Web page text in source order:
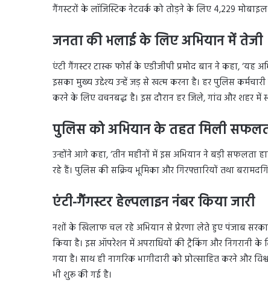
गैंगस्टरों के लॉजिस्टिक नेटवर्क को तोड़ने के लिए 4,229
जनता की भलाई के लिए अभियान में तेजी
एंटी गैंगस्टर टास्क फोर्स के एडीजीपी प्रमोद बान ने कहा,
इसका मुख्य उद्देश्य उन्हें जड़ से खत्म करना है। हर पुलिस
करने के लिए वचनबद्ध है। इस दौरान हर जिले, गांव और शहर में
पुलिस को अभियान के तहत मिली
उन्होंने आगे कहा, ‘तीन महीनों में इस अभियान ने बड़ी सफलता
रहे हैं। पुलिस की सक्रिय भूमिका और गिरफ्तारियों तथा
एंटी-गैंगस्टर हेल्पलाइन नंबर किया जारी
नशों के खिलाफ चल रहे अभियान से प्रेरणा लेते हुए पंजाब
किया है। इस ऑपरेशन में अपराधियों की ट्रैकिंग और
गया है। साथ ही नागरिक भागीदारी को प्रोत्साहित करने और
भी शुरू की गई है।